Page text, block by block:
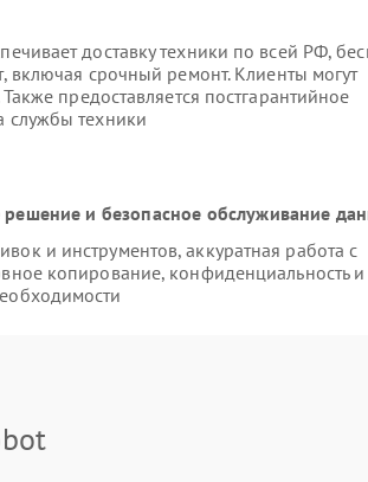
доставку техники по всей РФ,
включая срочный ремонт. Клиенты могут
предоставляется постгарантийное
службы техники
и безопасное обслуживание
и инструментов, аккуратная работа с
копирование, конфиденциальность и